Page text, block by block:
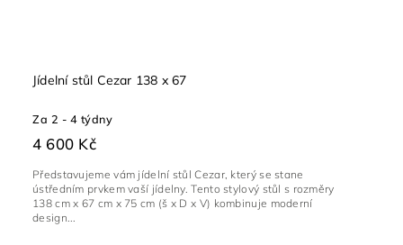
Jídelní stůl Cezar 138 x 67
Za 2 - 4 týdny
4 600 Kč
Představujeme vám jídelní stůl Cezar, který se stane
ústředním prvkem vaší jídelny. Tento stylový stůl s rozměry
138 cm x 67 cm x 75 cm (š x D x V) kombinuje moderní
design...